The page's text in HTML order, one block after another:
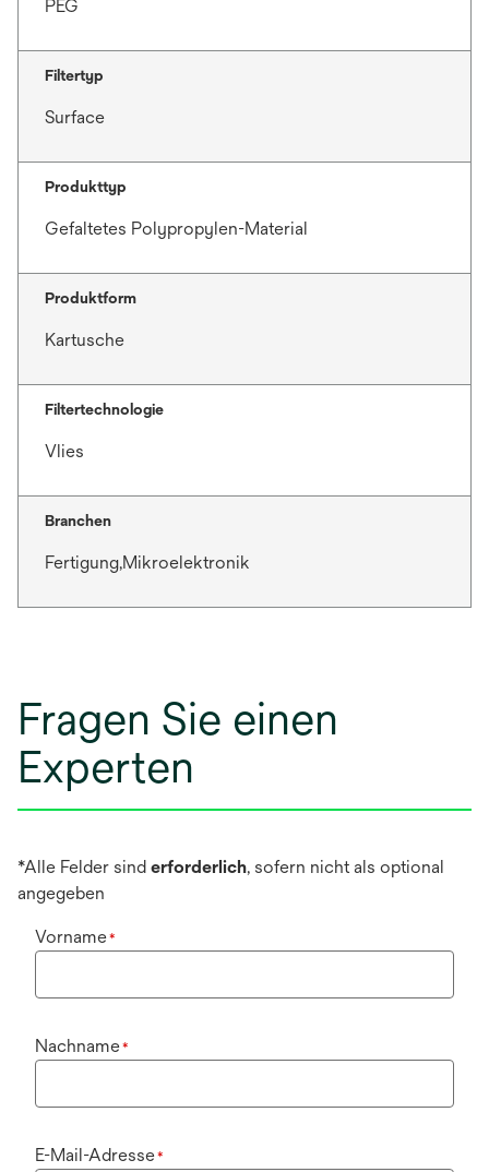
PEG
Filtertyp
Surface
Produkttyp
Gefaltetes Polypropylen-Material
Produktform
Kartusche
Filtertechnologie
Vlies
Branchen
Fertigung,Mikroelektronik
Fragen Sie einen
Experten
*Alle Felder sind erforderlich, sofern nicht als optional
angegeben
Vorname*
Nachname*
E-Mail-Adresse*